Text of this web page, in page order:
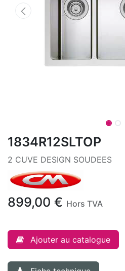
1834R12SLTOP
2 CUVE DESIGN SOUDEES
899,00 € Hors TVA
Ajouter au catalogue